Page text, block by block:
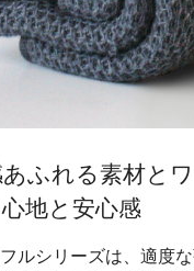
ふれる素材と
地と安心感
ルシリーズは、適度